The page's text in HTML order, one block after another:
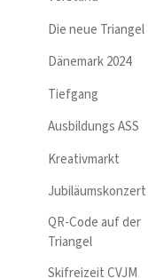
Die neue Triangel
Dänemark 2024
Tiefgang
Ausbildungs ASS
Kreativmarkt
Jubiläumskonzert
QR-Code auf der
Triangel
Skifreizeit CVJM